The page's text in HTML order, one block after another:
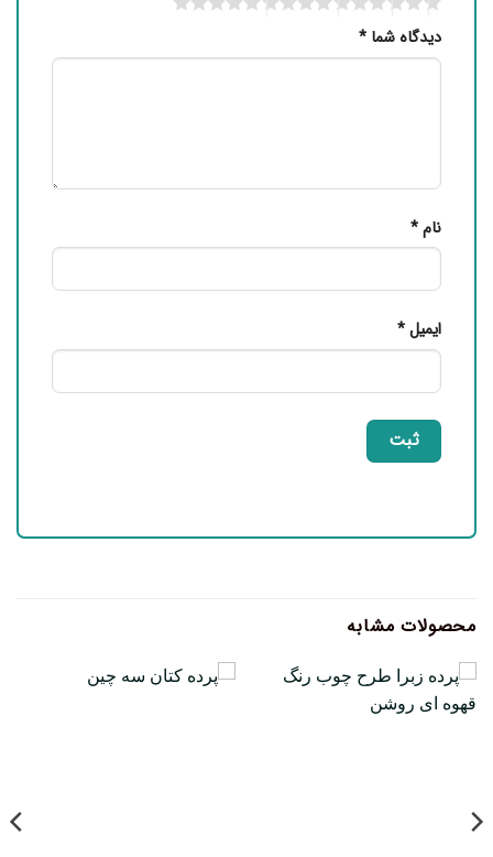
دیدگاه شما *
نام*
ایمیل*
محصولات مشابه